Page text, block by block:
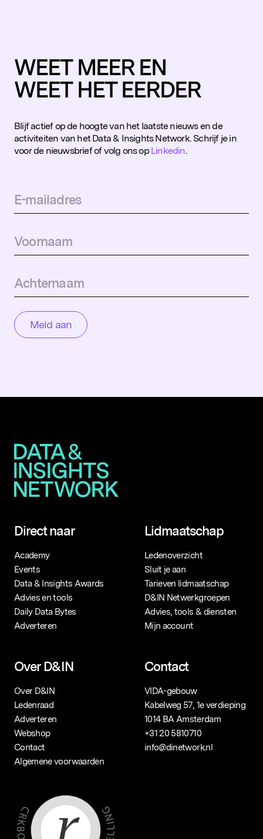
WEET MEER EN
WEET HET EERDER
Blijf actief op de hoogte van het laatste nieuws en de
activiteiten van het Data & Insights Network. Schrijf je in
voor de nieuwsbrief of volg ons op Linkedin.
Direct naar
Academy
Events
Data & Insights Awards
Advies en tools
Daily Data Bytes
Adverteren
Lidmaatschap
Ledenoverzicht
Sluit je aan
Tarieven lidmaatschap
D&IN Netwerkgroepen
Advies, tools & diensten
Mijn account
Over D&IN
Over D&IN
Ledenraad
Adverteren
Webshop
Contact
Algemene voorwaarden
Contact
VIDA-gebouw
Kabelweg 57, 1e verdieping
1014 BA Amsterdam
+31 20 5810710
info@dinetwork.nl